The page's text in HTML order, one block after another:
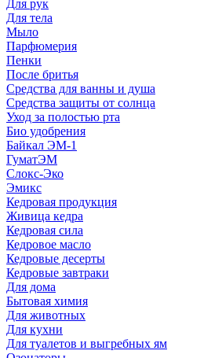
Для рук
Для тела
Мыло
Парфюмерия
Пенки
После бритья
Средства для ванны и душа
Средства защиты от солнца
Уход за полостью рта
Био удобрения
Байкал ЭМ-1
ГуматЭМ
Слокс-Эко
Эмикс
Кедровая продукция
Живица кедра
Кедровая сила
Кедровое масло
Кедровые десерты
Кедровые завтраки
Для дома
Бытовая химия
Для животных
Для кухни
Для туалетов и выгребных ям